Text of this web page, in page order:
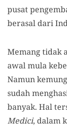
pusat
berasal dari
Memang tidak
awal mula
Namun
sudah
banyak. Hal
Medici, dalam